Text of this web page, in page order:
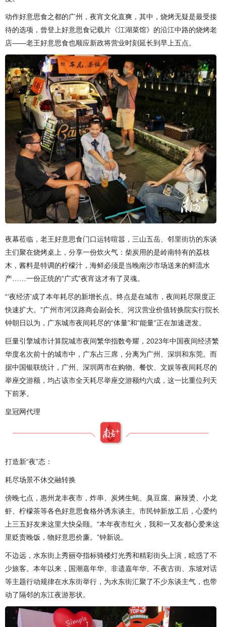
动作好意思食之都的广州，夜宵文化直爽，其中，烧烤无疑是最受接
待的选项，曾登上好意思食记载片《江湖菜馆》的沿江中路的烧烤老
店——老王好意思食也顺应新政将营业时刻延长到早上五点。
夜幕莅临，老王好意思食门口运转喧嚣，三山五岳、邻里街坊的东谈
主们聚在烧烤桌上，分享一份炊火气：柴炭用的是岭南特有的荔枝
木，酱料是特调的柠檬汁，海鲜必须是当晚南沙市场送来的鲜流水
产……一份正统的“广式”夜宵这才有了灵魂。
“‘夜经济’成了本年耗尽的新增长点。终点是在城市，夜间耗尽限度正
快速扩大。”广州市河汉路商会副会长、河汉营业价值转换院实行院长
钟朝日以为，广东城市夜间耗尽的“体量”和“能量”正在加速迸发。
巨量引擎城市计算院城市夜间繁华指数夸耀，2023年中国夜间经济繁
华度名次前十的城市中，广东占三席，分离为广州、深圳和东莞。而
据中国银联统计，广州、深圳两市在购物、餐饮、文娱等夜间耗尽的
举座交游额，均占该市全天耗尽举座交游额约六成，这一比重位列天
下前茅。
皇冠网代理
打造新“夜”态：
耗尽场景不休交融转换
傍晚七点，惠州龙丰夜市，炸串、炭烤生蚝、臭豆腐、麻辣烫、小龙
虾、柠檬茶等各色好意思食格外诱东谈主。市民钟新放工后，心爱约
上三五好友来这里大快朵颐。“本年夜市红火，我和一又友都心爱来这
里贬责晚饭，物好意思价廉。”钟新说。
不边远，水东街上秀丽夺指标骑楼灯光秀和精彩街头上演，眩惑了不
少旅客。本年以来，国潮嘉年华、非遗嘉年华、不夜古街、东坡对话
等主题行动规律在水东街举行，为水东街汇聚了不少东谈主气，也带
动了隔邻的东江夜游形状。